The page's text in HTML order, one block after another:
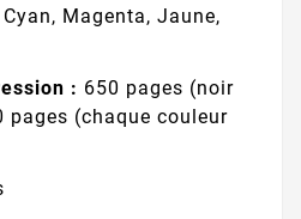
Cyan, Magenta, Jaune,
: 650 pages (noir
pages (chaque couleur